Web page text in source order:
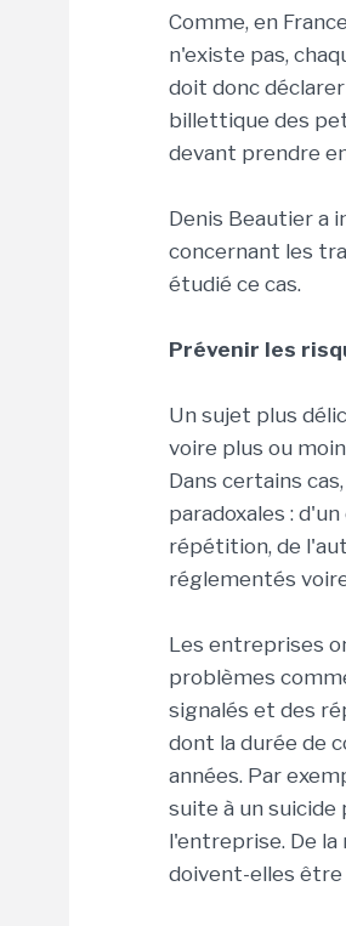
Comme, en
n'existe pas,
doit donc
billettique des
devant prendre
Denis Beautier a
concernant les
étudié ce cas.
Prévenir les
Un sujet plus
voire plus ou
Dans certains
paradoxales :
répétition, de
réglementés
Les entreprises
problèmes
signalés et des
dont la durée de
années. Par
suite à un suicide
l'entreprise. De la
doivent-elles être